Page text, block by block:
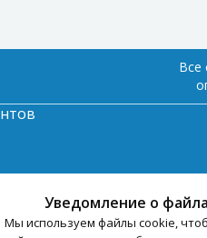
Уведомление о
Мы используем файлы cookie,
Все